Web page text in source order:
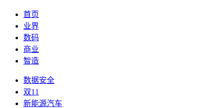
首页
业界
数码
商业
智造
数据安全
双11
新能源汽车